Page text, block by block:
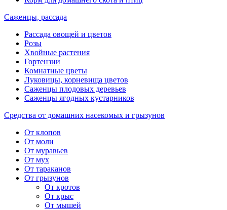
Саженцы, рассада
Рассада овощей и цветов
Розы
Хвойные растения
Гортензии
Комнатные цветы
Луковицы, корневища цветов
Саженцы плодовых деревьев
Саженцы ягодных кустарников
Средства от домашних насекомых и грызунов
От клопов
От моли
От муравьев
От мух
От тараканов
От грызунов
От кротов
От крыс
От мышей